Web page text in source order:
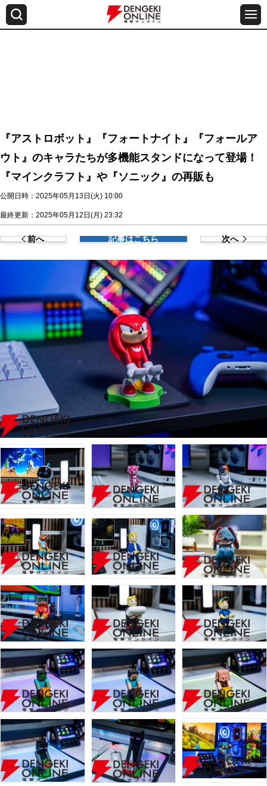
『アストロボット』『フォートナイト』『フォールア
ウト』のキャラたちが多機能スタンドになって登場！
『マインクラフト』や『ソニック』の再販も
公開日時：2025年05月13日(火) 10:00
最終更新：2025年05月12日(月) 23:32
前へ 記事はこちら 次へ